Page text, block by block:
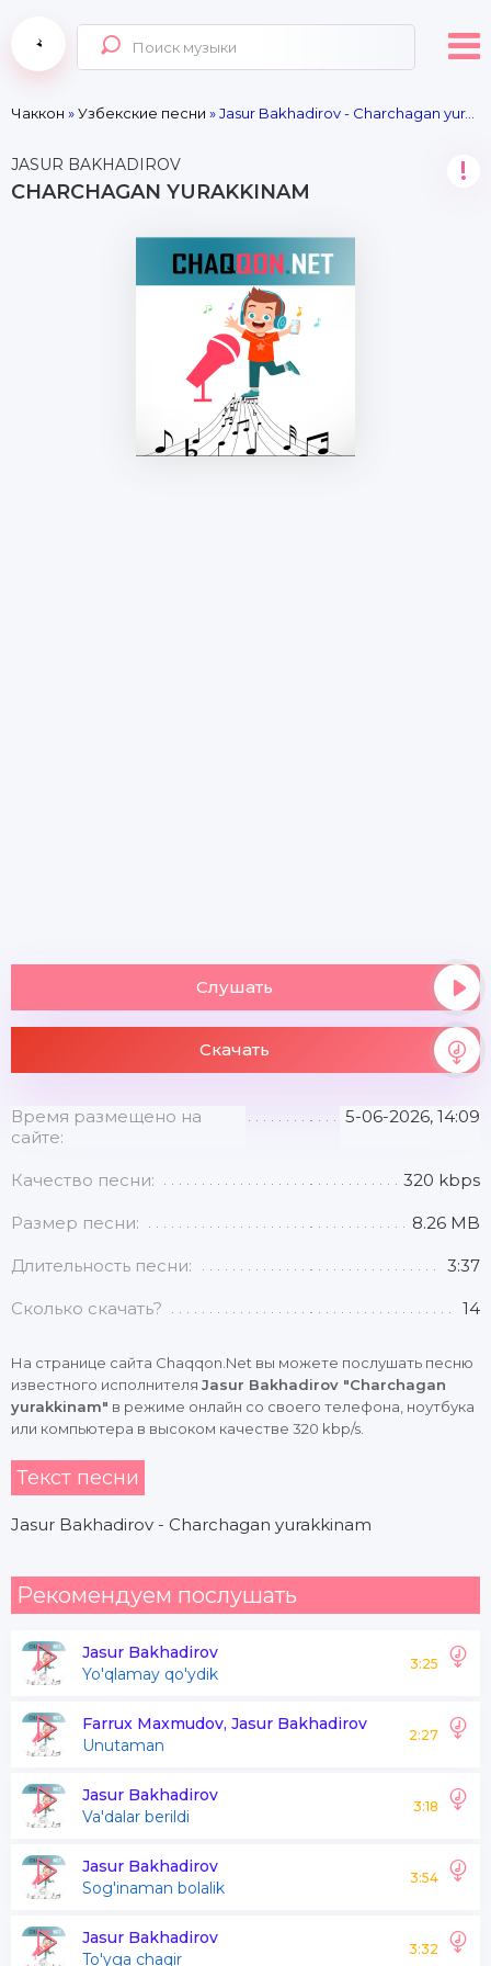
Чаккон »Узбекские песни » Jasur Bakhadirov - Charchagan yurakkinam
JASUR BAKHADIROV
CHARCHAGAN YURAKKINAM
!
Слушать
Скачать
Время размещено на
сайте:
5-06-2026, 14:09
Качество песни: 320 kbps
Размер песни: 8.26 MB
Длительность песни: 3:37
Сколько скачать? 14
На странице сайта Chaqqon.Net вы можете послушать песню
известного исполнителя Jasur Bakhadirov "Charchagan
yurakkinam" в режиме онлайн со своего телефона, ноутбука
или компьютера в высоком качестве 320 kbp/s.
Текст песни
Jasur Bakhadirov - Charchagan yurakkinam
Рекомендуем послушать
Jasur Bakhadirov
Yo'qlamay qo'ydik
3:25
Farrux Maxmudov, Jasur Bakhadirov
Unutaman
2:27
Jasur Bakhadirov
Va'dalar berildi
3:18
Jasur Bakhadirov
Sog'inaman bolalik
3:54
Jasur Bakhadirov
To'yga chaqir
3:32